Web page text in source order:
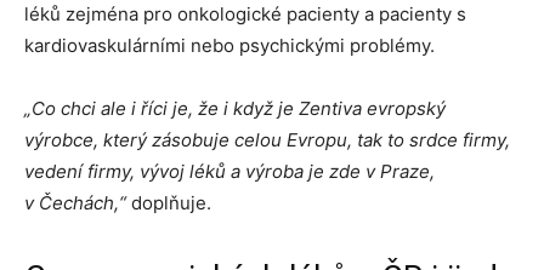
léků zejména pro onkologické pacienty a pacienty s
kardiovaskulárními nebo psychickými problémy.
„Co chci ale i říci je, že i když je Zentiva evropský
výrobce, který zásobuje celou Evropu, tak to srdce firmy,
vedení firmy, vývoj léků a výroba je zde v Praze,
v Čechách,“doplňuje.